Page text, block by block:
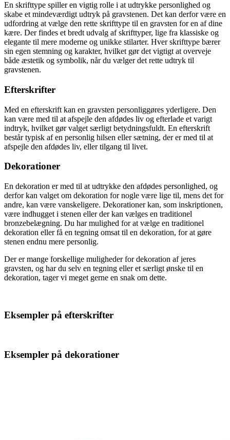
En skrifttype spiller en vigtig rolle i at udtrykke personlighed og
skabe et mindeværdigt udtryk på gravstenen. Det kan derfor være en
udfordring at vælge den rette skrifttype til en gravsten for en af dine
kære. Der findes et bredt udvalg af skrifttyper, lige fra klassiske og
elegante til mere moderne og unikke stilarter. Hver skrifttype bærer
sin egen stemning og karakter, hvilket gør det vigtigt at overveje
både æstetik og symbolik, når du vælger det rette udtryk til
gravstenen.
Efterskrifter
Med en efterskrift kan en gravsten personliggøres yderligere. Den
kan være med til at afspejle den afdødes liv og efterlade et varigt
indtryk, hvilket gør valget særligt betydningsfuldt. En efterskrift
består typisk af en personlig hilsen eller sætning, der er med til at
afspejle den afdødes liv, eller tilgang til livet.
Dekorationer
En dekoration er med til at udtrykke den afdødes personlighed, og
derfor kan valget om dekoration for nogle være lige til, mens det for
andre, kan være vanskeligere. Dekorationer kan, som inskriptionen,
være indhugget i stenen eller der kan vælges en traditionel
bronzebelægning. Du har mulighed for at vælge en traditionel
dekoration eller få en tegning omsat til en dekoration, for at gøre
stenen endnu mere personlig.
Der er mange forskellige muligheder for dekoration af jeres
gravsten, og har du selv en tegning eller et særligt ønske til en
dekoration, tager vi meget gerne en snak om dette.
Eksempler på efterskrifter
Eksempler på dekorationer